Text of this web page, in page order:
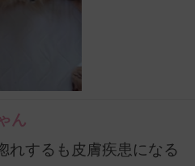
ん
れするも皮膚疾患になる